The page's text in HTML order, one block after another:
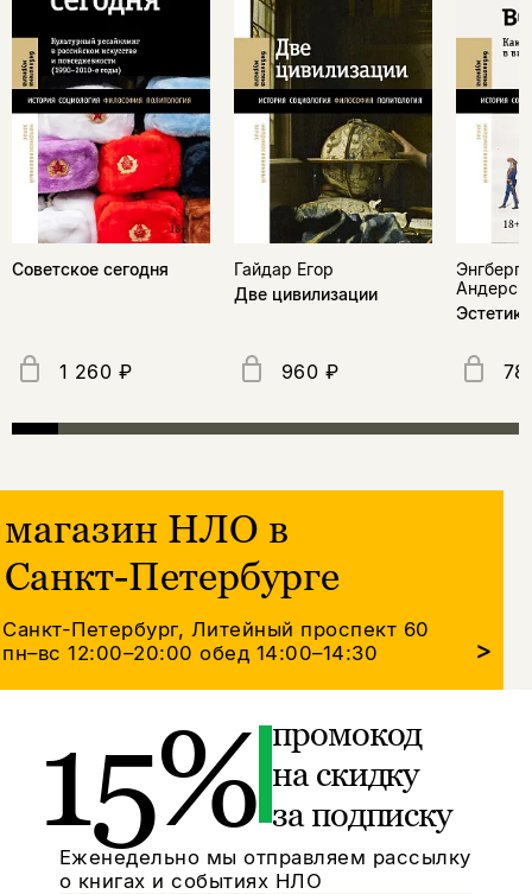
Советское сегодня
1 260 ₽
Гайдар Егор
Две цивилизации
960 ₽
Андерс
магазин НЛО в
Санкт-Петербурге
Санкт-Петербург, Литейный проспект 60
пн–вс 12:00–20:00обед 14:00–14:30 >
15% промокод
на скидку
за подписку
Еженедельно мы отправляем рассылку
о книгах и событиях НЛО